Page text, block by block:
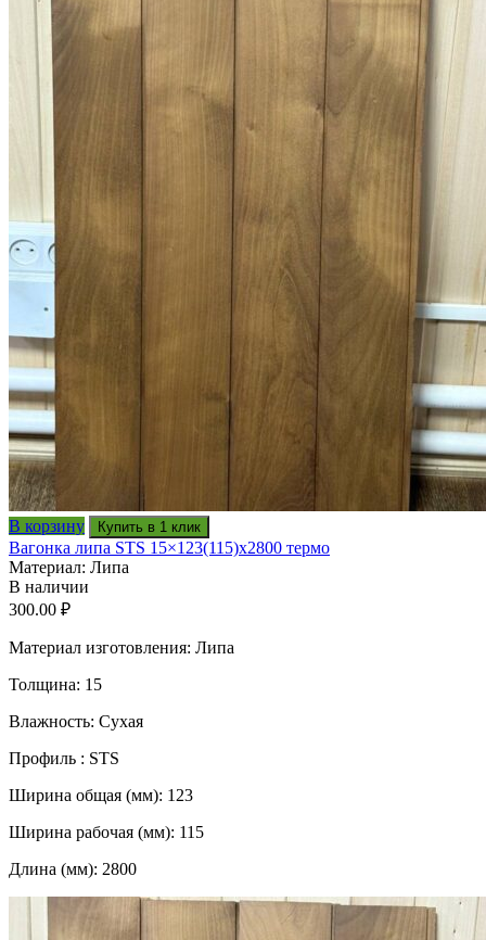
В корзину Купить в 1 клик
Вагонка липа STS 15×123(115)x2800 термо
Материал: Липа
В наличии
300.00 ₽
Материал изготовления: Липа
Толщина: 15
Влажность: Сухая
Профиль : STS
Ширина общая (мм): 123
Ширина рабочая (мм): 115
Длина (мм): 2800